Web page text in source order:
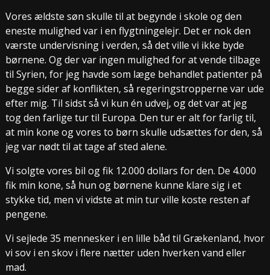
Vores ældste søn skulle til at begynde i skole og den
eneste mulighed var i en flygtningelejr. Det er nok den
værste undervisning i verden, så det ville vi ikke byde
børnene. Og der var ingen mulighed for at vende tilbage
til Syrien, for jeg havde som læge behandlet patienter på
begge sider af konflikten, så regeringstropperne var ude
efter mig. Til sidst så vi kun én udvej, og det var at jeg
tog den farlige tur til Europa. Den tur er alt for farlig til,
at min kone og vores to børn skulle udsættes for den, så
jeg var nødt til at tage af sted alene.
Vi solgte vores bil og fik 12.000 dollars for den. De 4.000
fik min kone, så hun og børnene kunne klare sig i et
stykke tid, men vi vidste at min tur ville koste resten af
pengene.
Vi sejlede 35 mennesker i en lille båd til Grækenland, hvor
vi sov i en skov i flere nætter uden hverken vand eller
mad.